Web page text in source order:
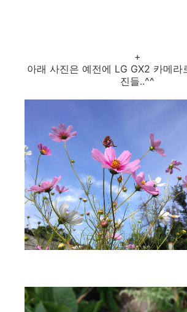
+
아래 사진은 예전에 LG GX2 카메라
진들..^^